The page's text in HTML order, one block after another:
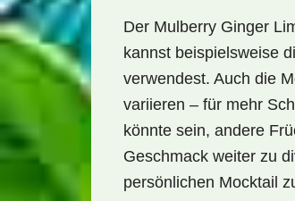
Der Mulberry Ginger
kannst beispielsweise
verwendest. Auch die
variieren – für mehr
könnte sein, andere
Geschmack weiter zu
persönlichen Mocktail